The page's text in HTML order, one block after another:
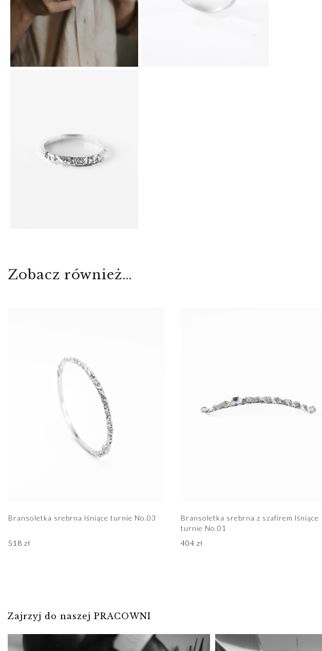
Zobacz również…
Bransoletka srebrna lśniące turnie No.03
518 zł
Bransoletka srebrna z szafirem lśniące
turnie No.01
404 zł
Zajrzyj do naszej PRACOWNI